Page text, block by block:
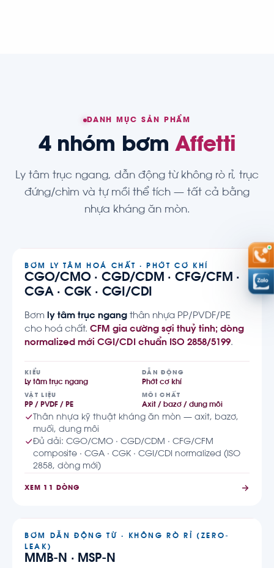
DANH MỤC SẢN PHẨM
4 nhóm bơmAffetti
Ly tâm trục ngang, dẫn động từ không rò rỉ, trục
đứng/chìm và tự mồi thể tích — tất cả bằng
nhựa kháng ăn mòn.
BƠM LY TÂM HOÁ CHẤT · PHỚT CƠ KHÍ
CGO/CMO · CGD/CDM · CFG/CFM ·
CGA · CGK · CGI/CDI
Bơm ly tâm trục ngang thân nhựa PP/PVDF/PE
cho hoá chất. CFM gia cường sợi thuỷ tinh; dòng
normalized mới CGI/CDI chuẩn ISO 2858/5199.
KIỂU
Ly tâm trục ngang
DẪN ĐỘNG
Phớt cơ khí
VẬT LIỆU
PP / PVDF / PE
MÔI CHẤT
Axit / bazơ / dung môi
Thân nhựa kỹ thuật kháng ăn mòn — axit, bazơ,
muối, dung môi
Đủ dải: CGO/CMO · CGD/CDM · CFG/CFM
composite · CGA · CGK · CGI/CDI normalized (ISO
2858, dòng mới)
XEM 11 DÒNG
BƠM DẪN ĐỘNG TỪ · KHÔNG RÒ RỈ (ZERO-
LEAK)
MMB-N · MSP-N